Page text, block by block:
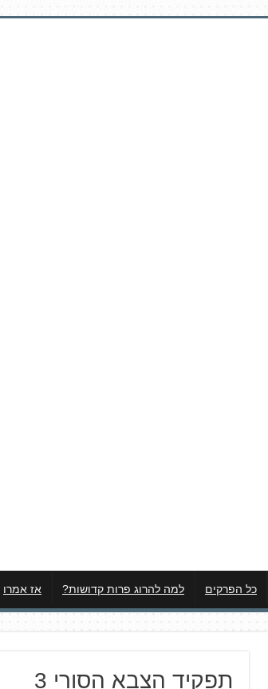
לדלג
כל הפרקים למה להרוג פרות קדושות? אז אמרו
תפקיד הצבא הסורי 3